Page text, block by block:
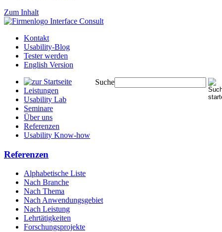
Zum Inhalt
Kontakt
Usability-Blog
Tester werden
English Version
Suche
Leistungen
Usability Lab
Seminare
Über uns
Referenzen
Usability Know-how
Referenzen
Alphabetische Liste
Nach Branche
Nach Thema
Nach Anwendungsgebiet
Nach Leistung
Lehrtätigkeiten
Forschungsprojekte